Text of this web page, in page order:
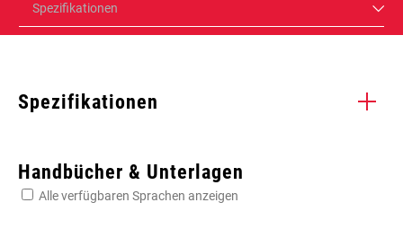
Spezifikationen
Spezifikationen
Handbücher & Unterlagen
Alle verfügbaren Sprachen anzeigen